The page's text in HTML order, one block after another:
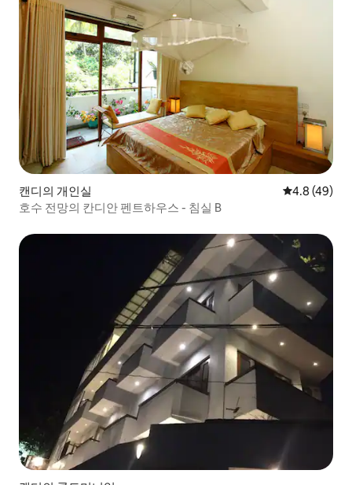
캔디의 개인실 평점 4.8점(5
4.8 (49)
호수 전망의 칸디안 펜트하우스 - 침실 B